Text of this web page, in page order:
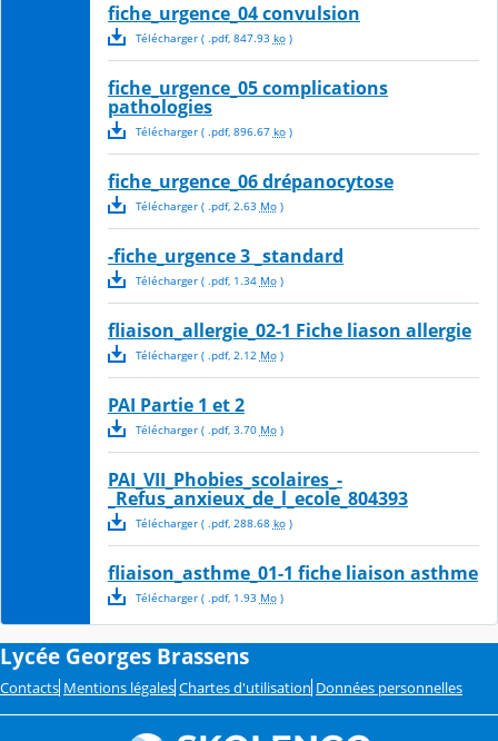
fiche_urgence_04 convulsion
Télécharger( .pdf, 847.93 ko)
fiche_urgence_05 complications
pathologies
Télécharger( .pdf, 896.67 ko)
fiche_urgence_06 drépanocytose
Télécharger( .pdf, 2.63 Mo)
-fiche_urgence 3 _standard
Télécharger( .pdf, 1.34 Mo)
fliaison_allergie_02-1 Fiche liason allergie
Télécharger( .pdf, 2.12 Mo)
PAI Partie 1 et 2
Télécharger( .pdf, 3.70 Mo)
PAI_VII_Phobies_scolaires_-
_Refus_anxieux_de_l_ecole_804393
Télécharger( .pdf, 288.68 ko)
fliaison_asthme_01-1 fiche liaison asthme
Télécharger( .pdf, 1.93 Mo)
Lycée Georges Brassens
Contacts Mentions légales Chartes d'utilisation Données personnelles